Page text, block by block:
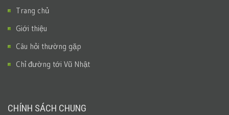
Trang chủ
Giới thiệu
Câu hỏi thường gặp
Chỉ đường tới Vũ Nhật
CHÍNH SÁCH CHUNG